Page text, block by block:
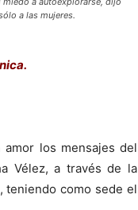
a las mujeres.
los mensajes del
Vélez, a través de la
teniendo como sede el